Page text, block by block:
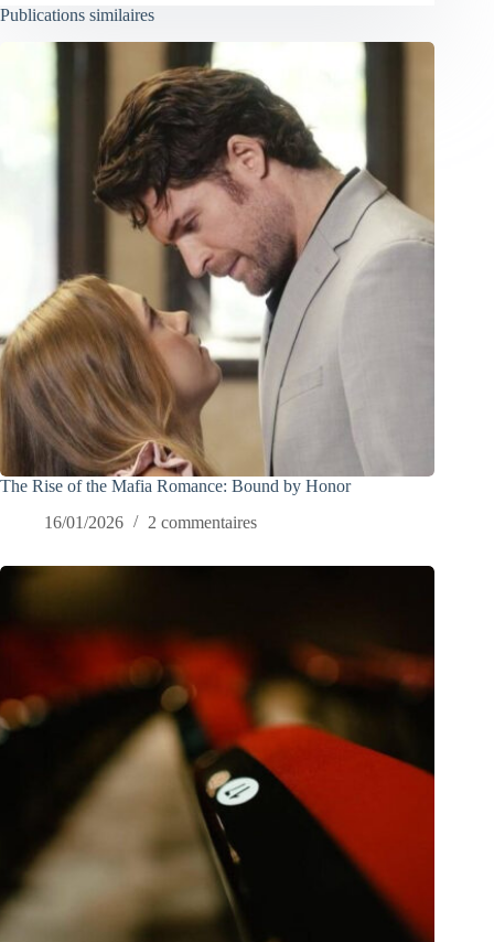
Publications similaires
The Rise of the Mafia Romance: Bound by Honor
16/01/2026
2 commentaires